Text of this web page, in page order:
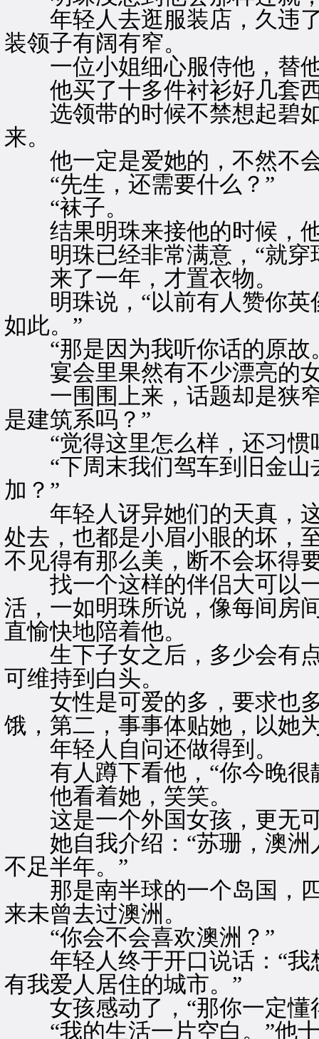
年轻人去逛服装店，久违了
装领子有阔有窄。
一位小姐细心服侍他，替
他买了十多件衬衫好几套
选领带的时候不禁想起碧如
来。
他一定是爱她的，不然不
“先生，还需要什么？”
“袜子。
结果明珠来接他的时候，
明珠已经非常满意，“就穿
来了一年，才置衣物。
明珠说，“以前有人赞你英
如此。”
“那是因为我听你话的原故
宴会里果然有不少漂亮的
一围围上来，话题却是狭窄
是建筑系吗？”
“觉得这里怎么样，还习惯
“下周末我们驾车到旧金山
加？”
年轻人讶异她们的天真，这
处去，也都是小眉小眼的坏，
不见得有那么美，断不会坏得
找一个这样的伴侣大可以一
活，一如明珠所说，像每间房
直愉快地陪着他。
生下子女之后，多少会有点
可维持到白头。
女性是可爱的多，要求也多
饿，第二，事事体贴她，以她
年轻人自问还做得到。
有人蹲下看他，“你今晚很
他看着她，笑笑。
这是一个外国女孩，更无可
她自我介绍：“苏珊，澳洲
不足半年。”
那是南半球的一个岛国，四
来未曾去过澳洲。
“你会不会喜欢澳洲？”
年轻人终于开口说话：“我
有我爱人居住的城市。”
女孩感动了，“那你一定懂
“我的生活一片空白。”他